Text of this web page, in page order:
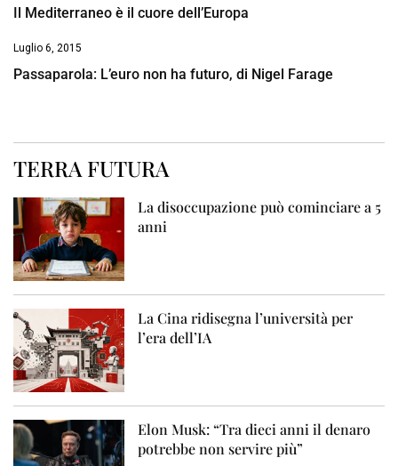
Il Mediterraneo è il cuore dell’Europa
Luglio 6, 2015
Passaparola: L’euro non ha futuro, di Nigel Farage
TERRA FUTURA
La disoccupazione può cominciare a 5
anni
La Cina ridisegna l’università per
l’era dell’IA
Elon Musk: “Tra dieci anni il denaro
potrebbe non servire più”